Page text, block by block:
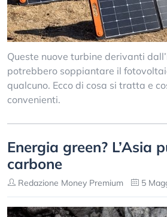
Queste nuove turbine derivanti
potrebbero soppiantare il
qualcuno. Ecco di cosa si tratta e
convenienti.
Energia green? L’Asia
carbone
Redazione Money Premium 5